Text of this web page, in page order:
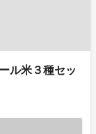
ル米３種セッ